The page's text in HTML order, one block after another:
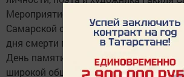
Мероприятие прошло в селе Старое
Самарской области, и было
дня смерти поэта.
День памяти Гакиля Сагирова прошел
широкой общественности из